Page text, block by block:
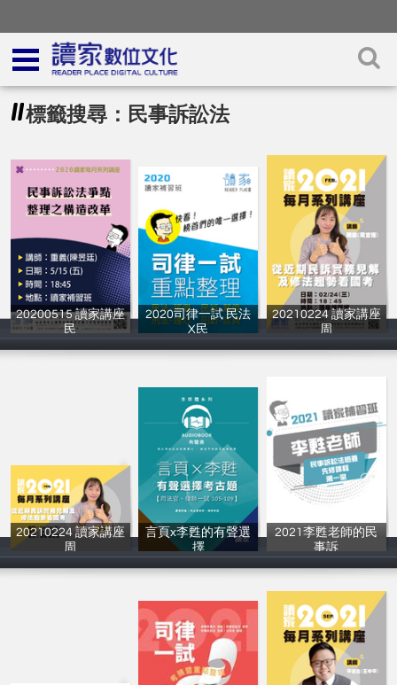
標籤搜尋：民事訴訟法
20200515 讀家講座
民
讀家補習班
2020司律一試 民法
X民
讀家補習班
20210224 讀家講座
周
讀家補習班
20210224 讀家講座
周
讀家補習班
言頁x李甦的有聲選
擇
言頁、李甦
2021李甦老師的民
事訴
讀家補習班